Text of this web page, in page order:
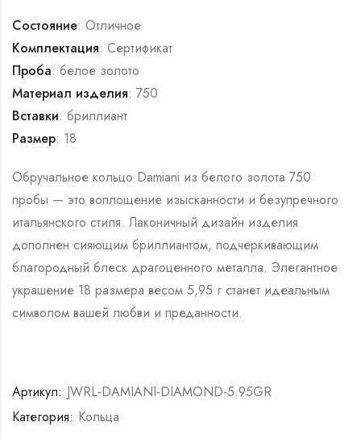
Состояние: Отличное
Комплектация: Сертификат
Проба: белое золото
Материал изделия: 750
Вставки: бриллиант
Размер: 18
Обручальное кольцо Damiani из белого золота 750
пробы — это воплощение изысканности и безупречного
итальянского стиля. Лаконичный дизайн изделия
дополнен сияющим бриллиантом, подчеркивающим
благородный блеск драгоценного металла. Элегантное
украшение 18 размера весом 5,95 г станет идеальным
символом вашей любви и преданности.
Артикул: JWRL-DAMIANI-DIAMOND-5.95GR
Категория: Кольца